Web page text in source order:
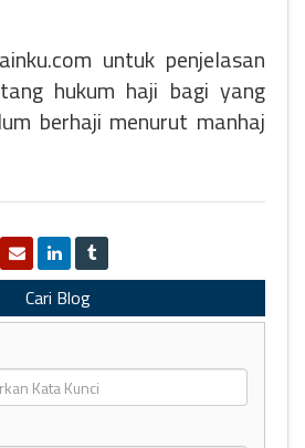
untuk penjelasan
hukum haji bagi yang
berhaji menurut manhaj
Cari Blog